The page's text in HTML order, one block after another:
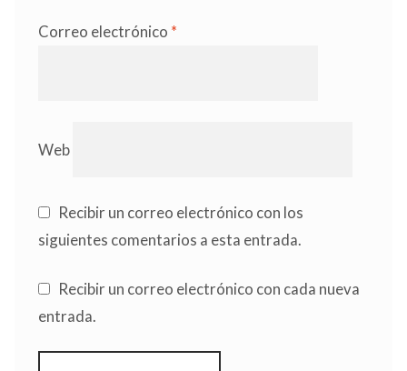
Correo electrónico *
Web
Recibir un correo electrónico con los
siguientes comentarios a esta entrada.
Recibir un correo electrónico con cada nueva
entrada.